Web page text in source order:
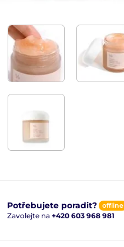
Potřebujete poradit? offline
Zavolejte na +420 603 968 981